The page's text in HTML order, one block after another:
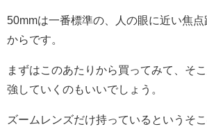
50mmは一番標準の、人の眼に近い焦
からです。
まずはこのあたりから買ってみて、そ
強していくのもいいでしょう。
ズームレンズだけ持っているというそ